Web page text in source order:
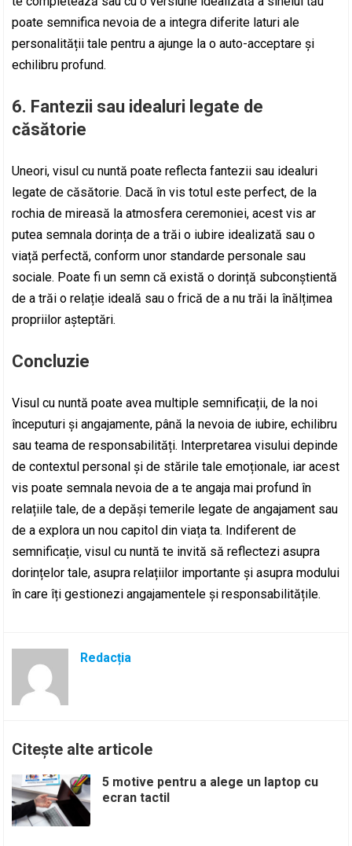
poate semnifica nevoia de a integra diferite laturi ale
personalității tale pentru a ajunge la o auto-acceptare și
echilibru profund.
6. Fantezii sau idealuri legate de
căsătorie
Uneori, visul cu nuntă poate reflecta fantezii sau idealuri
legate de căsătorie. Dacă în vis totul este perfect, de la
rochia de mireasă la atmosfera ceremoniei, acest vis ar
putea semnala dorința de a trăi o iubire idealizată sau o
viață perfectă, conform unor standarde personale sau
sociale. Poate fi un semn că există o dorință subconștientă
de a trăi o relație ideală sau o frică de a nu trăi la înălțimea
propriilor așteptări.
Concluzie
Visul cu nuntă poate avea multiple semnificații, de la noi
începuturi și angajamente, până la nevoia de iubire, echilibru
sau teama de responsabilități. Interpretarea visului depinde
de contextul personal și de stările tale emoționale, iar acest
vis poate semnala nevoia de a te angaja mai profund în
relațiile tale, de a depăși temerile legate de angajament sau
de a explora un nou capitol din viața ta. Indiferent de
semnificație, visul cu nuntă te invită să reflectezi asupra
dorințelor tale, asupra relațiilor importante și asupra modului
în care îți gestionezi angajamentele și responsabilitățile.
Redacția
Citește alte articole
5 motive pentru a alege un laptop cu
ecran tactil